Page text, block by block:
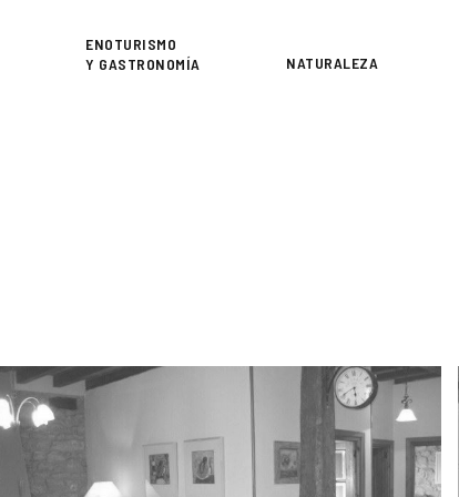
ENOTURISMO
Y GASTRONOMÍA
NATURALEZA